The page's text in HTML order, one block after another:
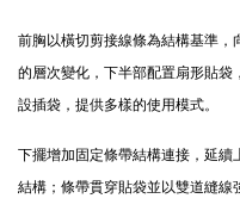
前胸以橫切剪接線條為結構基準
的層次變化，下半部配置扇形貼
設插袋，提供多樣的使用模式。
下擺增加固定條帶結構連接，延
結構；條帶貫穿貼袋並以雙道縫線